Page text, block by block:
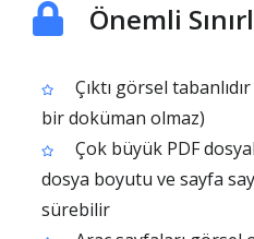
Önemli
Çıktı görsel
bir doküman olmaz)
Çok büyük PDF
dosya boyutu ve sayfa
sürebilir